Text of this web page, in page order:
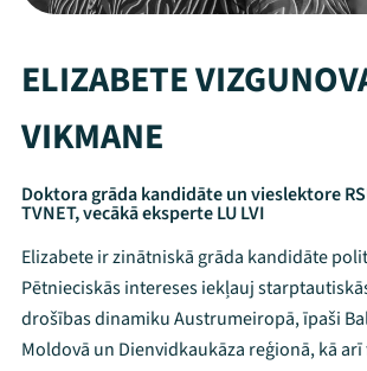
ELIZABETE
VIKMANE
Doktora grāda kandidāte un vieslektore
TVNET, vecākā eksperte LU LVI
Elizabete ir zinātniskā grāda kandidāte
Pētnieciskās intereses iekļauj
drošības dinamiku Austrumeiropā, īpaši
Moldovā un Dienvidkaukāza reģionā, kā